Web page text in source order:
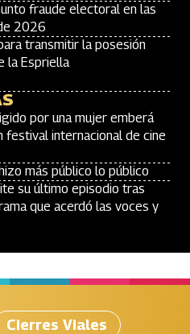
fraude electoral en las
2026
transmitir la posesión
la Espriella
por una mujer emberá
festival internacional de cine
más público lo público
su último episodio tras
que acerdó las voces y
Cierres Viales